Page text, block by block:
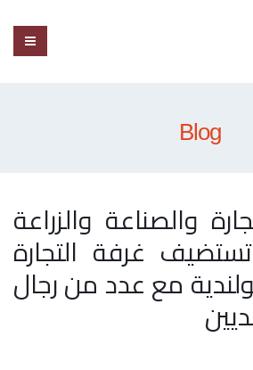
Blog
والصناعة والزراعة
غرفة التجارة
مع عدد من رجال